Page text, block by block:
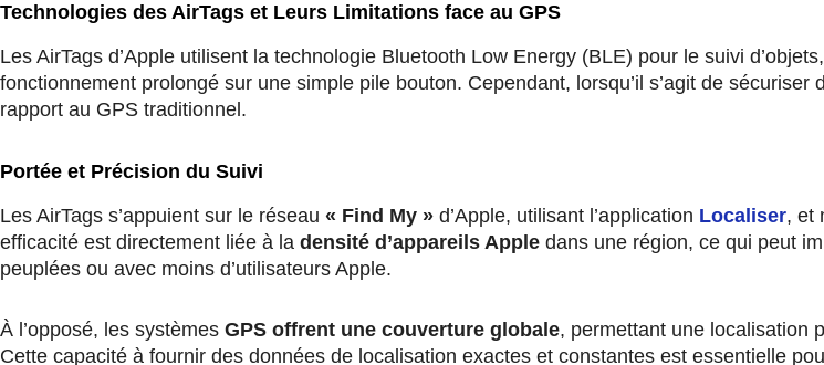
Technologies des AirTags et Leurs Limitations face au GPS
Les AirTags d’Apple utilisent la technologie Bluetooth Low Energy (BLE) pour le suivi
fonctionnement prolongé sur une simple pile bouton. Cependant, lorsqu’il s’agit de
rapport au GPS traditionnel.
Portée et Précision du Suivi
Les AirTags s’appuient sur le réseau « Find My » d’Apple, utilisant l’application Localiser, et
efficacité est directement liée à la densité d’appareils Apple dans une région, ce qui peut
peuplées ou avec moins d’utilisateurs Apple.
À l’opposé, les systèmes GPS offrent une couverture globale, permettant une localisation
Cette capacité à fournir des données de localisation exactes et constantes est essentielle